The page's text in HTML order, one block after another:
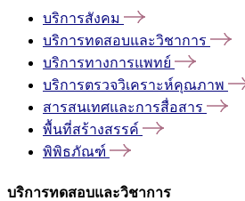
บริการสังคม
บริการทดสอบและวิชาการ
บริการทางการแพทย์
บริการตรวจวิเคราะห์คุณภาพ
สารสนเทศและการสื่อสาร
พื้นที่สร้างสรรค์
พิพิธภัณฑ์
บริการทดสอบและวิชาการ